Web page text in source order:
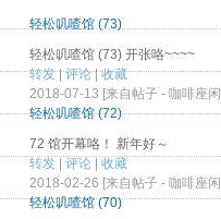
轻松叽喳馆 (73)
轻松叽喳馆 (73) 开张咯~~~~
转发|评论|收藏
2018-07-13 [来自帖子 - 咖啡座
轻松叽喳馆 (72)
72 馆开幕咯！ 新年好～
转发 | 评论 | 收藏
2018-02-26 [来自帖子 - 咖啡座
轻松叽喳馆 (70)